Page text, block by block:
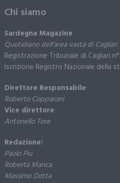
Chi siamo
Sardegna Magazine
Quotidiano dell’area vasta di Cagliari
Registrazione Tribunale di Cagliari
Iscrizione Registro Nazionale della
Direttore Responsabile:
Roberto Copparoni
Vice direttore:
Antonello Tore
Redazione:
Paolo Piu
Roberta Manca
Massimo Dotta